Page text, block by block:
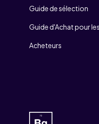
Guide de sélection
Guide d'Achat pour
Acheteurs